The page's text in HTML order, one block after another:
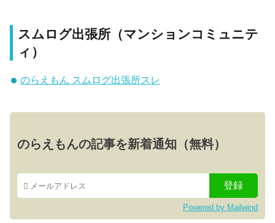
スムログ出張所（マンションコミュニテ
ィ）
のらえもん スムログ出張所スレ
のらえもんの記事を新着通知（無料）
Powered by Mailwind